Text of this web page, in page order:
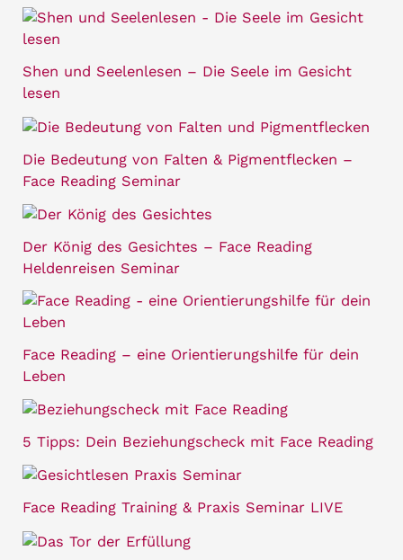
Shen und Seelenlesen – Die Seele im Gesicht
lesen
Die Bedeutung von Falten & Pigmentflecken –
Face Reading Seminar
Der König des Gesichtes – Face Reading
Heldenreisen Seminar
Face Reading – eine Orientierungshilfe für dein
Leben
5 Tipps: Dein Beziehungscheck mit Face Reading
Face Reading Training & Praxis Seminar LIVE